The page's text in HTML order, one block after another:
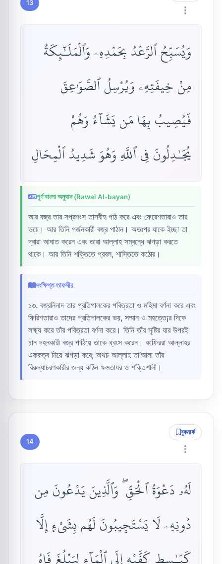
13
وَيُسَبِّحُ ٱلرَّعْدُ بِحَمْدِهِۦ وَٱلْمَلَـٰٓئِكَةُ
مِنْ خِيفَتِهِۦ وَيُرْسِلُ ٱلصَّوَٰعِقَ
فَيُصِيبُ بِهَا مَن يَشَآءُ وَهُمْ
يُجَـٰدِلُونَ فِى ٱللَّهِ وَهُوَ شَدِيدُ ٱلْمِحَالِ
পূর্ণ বাংলা অনুবাদ (Rawai Al-bayan)
আর বজ্র তার সপ্রশংস তাসবীহ পাঠ করে এবং ফেরেশতারাও তার
ভয়ে। আর তিনি গর্জনকারী বজ্র পাঠান। অতঃপর যাকে ইচ্ছা তা
দ্বারা আঘাত করেন এবং তারা আল্লাহ সম্বন্ধে ঝগড়া করতে
থাকে। আর তিনি শক্তিতে প্রবল, শাস্তিতে কঠোর।
সংক্ষিপ্ত তাফসীর
১৩. বজ্রনিনাদ তার প্রতিপালকের পবিত্রতা ও মহিমা বর্ণনা করে এবং
ফিরিশতারাও তাদের প্রতিপালকের ভয়, সম্মান ও মহত্তে¡র দিকে
লক্ষ্য করে তাঁর পবিত্রতা বর্ণনা করে। তিনি তাঁর সৃষ্টির যার উপরই
চান দহনকারী বজ্র পাঠিয়ে তাকে ধ্বংস করেন। কাফিররা আল্লাহর
এককত্ব নিয়ে ঝগড়া করে; অথচ আল্লাহ তা‘আলা তাঁর
বিরুদ্ধাচরণকারীর জন্য কঠিন ক্ষমতাধর ও শক্তিশালী।
14
বুকমার্ক
لَهُۥ دَعْوَةُ ٱلْحَقِّ ۖ وَٱلَّذِينَ يَدْعُونَ مِن
دُونِهِۦ لَا يَسْتَجِيبُونَ لَهُم بِشَىْءٍ إِلَّا
كَبَـٰسِطِ كَفَّيْهِ إِلَى ٱلْمَآءِ لِيَبْلُغَ فَاهُ